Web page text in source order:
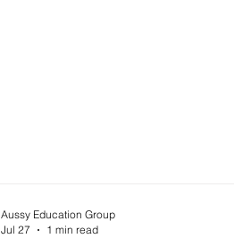
Aussy Education Group
Jul 27
1 min read